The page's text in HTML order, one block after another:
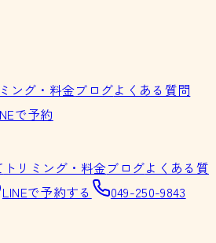
ング・料金ブログよくある質問
で予約
トリミング・料金ブログよくある質
LINEで予約する 049-250-9843